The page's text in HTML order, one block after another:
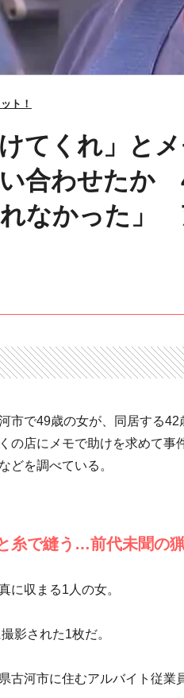
ト！
けてくれ」と
合わせたか
なかった」
市で49歳の女が、同居する
の店にメモで助けを求めて
どを調べている。
糸で縫う…前代未聞の
に収まる1人の女。
影された1枚だ。
古河市に住むアルバイト従業